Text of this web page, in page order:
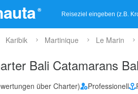
®
Karibik Martinique Le Marin
Bali Catamarans
über Charter) Professionell